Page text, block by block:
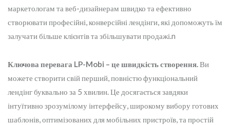
маркетологам та веб-дизайнерам швидко та ефективно
створювати професійні, конверсійні лендінги, які допоможуть їм
залучати більше клієнтів та збільшувати продажі.n
Ключова перевага LP-Mobi – це швидкість створення.Ви
можете створити свій перший, повністю функціональний
лендінг буквально за 5 хвилин. Це досягається завдяки
інтуїтивно зрозумілому інтерфейсу, широкому вибору готових
шаблонів, оптимізованих для мобільних пристроїв, та простій